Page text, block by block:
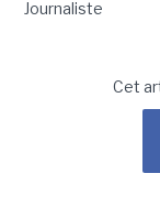
Journaliste
Cet